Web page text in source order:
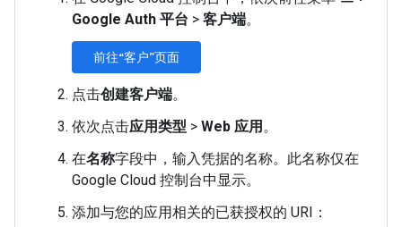
Google Auth 平台 > 客户端。
前往“客户”页面
点击创建客户端。
依次点击应用类型 > Web 应用 。
在名称字段中，输入凭据的名称。此名称仅在
Google Cloud 控制台中显示。
添加与您的应用相关的已获授权的 URI：